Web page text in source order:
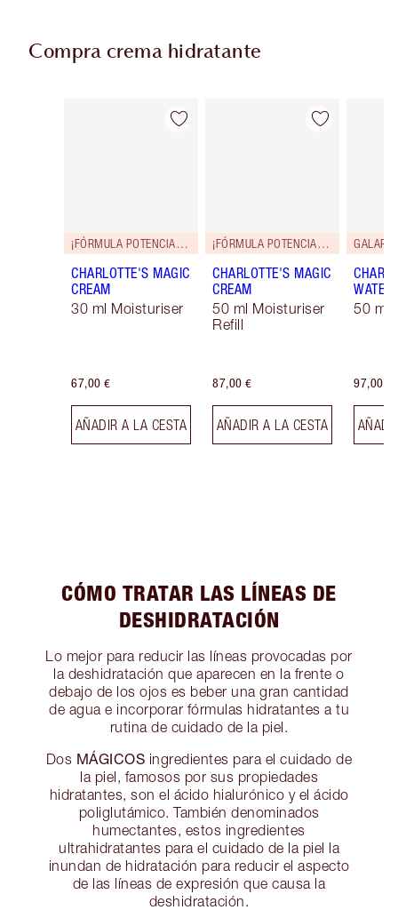
Compra crema hidratante
Artículo 1 de 35
¡FÓRMULA POTENCIADA!
CHARLOTTE'S MAGIC
CREAM
30 ml Moisturiser
67,00 €
AÑADIR A LA CESTA
Artículo 2 de 35
¡FÓRMULA POTENCIADA!
CHARLOTTE'S MAGIC
CREAM
50 ml Moisturiser
Refill
87,00 €
AÑADIR A LA CESTA
WATER
50 ml
97,00 €
CÓMO TRATAR LAS LÍNEAS DE
DESHIDRATACIÓN
Lo mejor para reducir las líneas provocadas por
la deshidratación que aparecen en la frente o
debajo de los ojos es beber una gran cantidad
de agua e incorporar fórmulas hidratantes a tu
rutina de cuidado de la piel.
Dos MÁGICOS ingredientes para el cuidado de
la piel, famosos por sus propiedades
hidratantes, son el ácido hialurónico y el ácido
poliglutámico. También denominados
humectantes, estos ingredientes
ultrahidratantes para el cuidado de la piel la
inundan de hidratación para reducir el aspecto
de las líneas de expresión que causa la
deshidratación.